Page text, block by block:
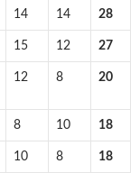
14 14 28
15 12 27
12 8 20
8 10 18
10 8 18